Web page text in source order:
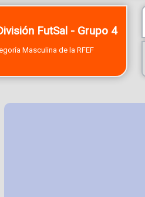
FutSal - Grupo 4
Masculina de la RFEF